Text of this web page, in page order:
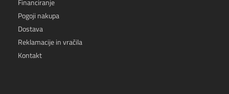
Financiranje
Pogoji nakupa
Dostava
Reklamacije in vračila
Kontakt